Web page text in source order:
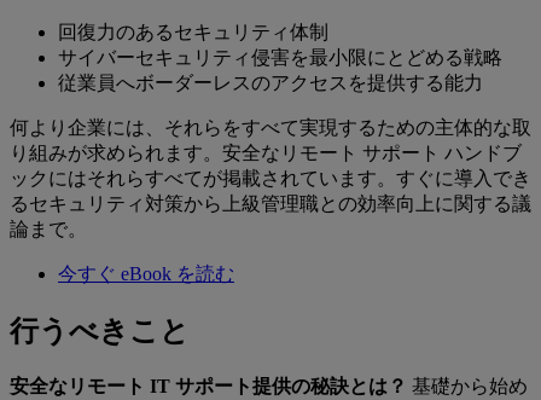
回復力のあるセキュリティ体制
サイバーセキュリティ侵害を最小限にとどめる戦略
従業員へボーダーレスのアクセスを提供する能力
何より企業には、それらをすべて実現するための主体的な取
り組みが求められます。安全なリモート サポート ハンドブ
ックにはそれらすべてが掲載されています。すぐに導入でき
るセキュリティ対策から上級管理職との効率向上に関する議
論まで。
今すぐ eBook を読む
行うべきこと
安全なリモート IT サポート提供の秘訣とは？ 基礎から始め